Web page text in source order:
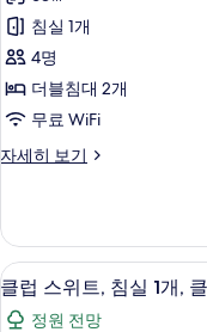
모
두
보
기
원
전
망
자
세
히
기
침
대
2
개,
정
원
망
사
진
모
침실 1개
4명
더블침대 2개
무료 WiFi
자세히 보기
룸,
대
개,
원
클
럽
8
클럽 스위트, 침실 1개,
정원 전망